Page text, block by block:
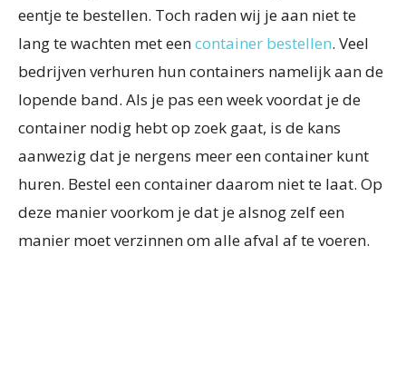
eentje te bestellen. Toch raden wij je aan niet te
lang te wachten met eencontainer bestellen. Veel
bedrijven verhuren hun containers namelijk aan de
lopende band. Als je pas een week voordat je de
container nodig hebt op zoek gaat, is de kans
aanwezig dat je nergens meer een container kunt
huren. Bestel een container daarom niet te laat. Op
deze manier voorkom je dat je alsnog zelf een
manier moet verzinnen om alle afval af te voeren.